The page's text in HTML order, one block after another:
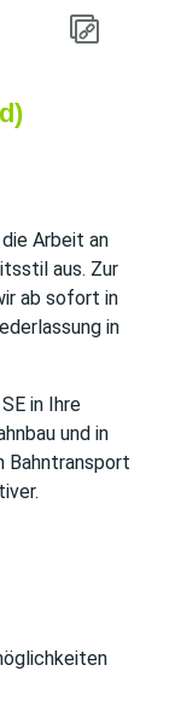
Arbeit an
aus. Zur
ab sofort in
in
in Ihre
und in
Bahntransport